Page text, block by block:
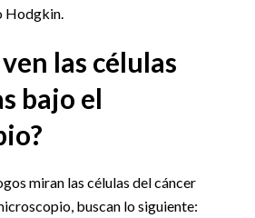
Hodgkin.
las células
bajo el
miran las células del cáncer
buscan lo siguiente: